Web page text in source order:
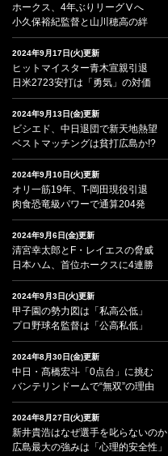
ホークス、4年ぶりリーグⅤへ
小久保裕紀監督と山川穂高の絆
2024年9月17日(火)更新
ヒットマイスター青木宣親引退
日米2723安打は「勇気」の対価
2024年9月13日(金)更新
ビシエド、中日退団で新天地熱望
ベストマッチングは貧打広島か!?
2024年9月10日(火)更新
オリ一筋19年、T-岡田現役引退
肉食恐竜級パワーで通算204発
2024年9月6日(金)更新
清宮幸太郎とF・レイエスの脅威
日本ハム、首位ホークスに4連勝
2024年9月3日(火)更新
甲子園の勢力図は「私高公低」
プロ野球名監督は「公高私低」
2024年8月30日(金)更新
中日・髙橋宏斗「0点台」に挑む
バンテリンドームで“無双”の理由
2024年8月27日(火)更新
新井貴浩はなぜ選手を叱らないのか
広島最大の強みは「心理的安全性」